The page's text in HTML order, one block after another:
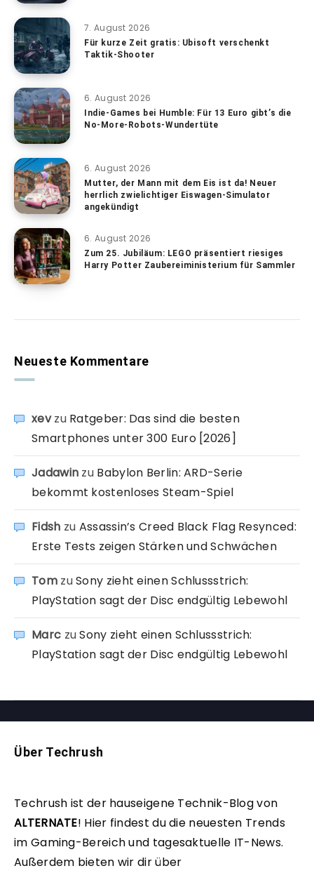
7. August 2026
Für kurze Zeit gratis: Ubisoft verschenkt
Taktik-Shooter
6. August 2026
Indie-Games bei Humble: Für 13 Euro gibt’s die
No-More-Robots-Wundertüte
6. August 2026
Mutter, der Mann mit dem Eis ist da! Neuer
herrlich zwielichtiger Eiswagen-Simulator
angekündigt
6. August 2026
Zum 25. Jubiläum: LEGO präsentiert riesiges
Harry Potter Zaubereiministerium für Sammler
Neueste Kommentare
xevzu Ratgeber: Das sind die besten
Smartphones unter 300 Euro [2026]
Jadawin zu Babylon Berlin: ARD-Serie
bekommt kostenloses Steam-Spiel
Fidsh zu Assassin’s Creed Black Flag Resynced:
Erste Tests zeigen Stärken und Schwächen
TomzuSony zieht einen Schlussstrich:
PlayStation sagt der Disc endgültig Lebewohl
Marc zuSony zieht einen Schlussstrich:
PlayStation sagt der Disc endgültig Lebewohl
Über Techrush
Techrush ist der hauseigene Technik-Blog von
ALTERNATE! Hier findest du die neuesten Trends
im Gaming-Bereich und tagesaktuelle IT-News.
Außerdem bieten wir dir über